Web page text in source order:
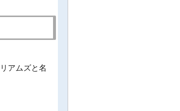
アムズと名